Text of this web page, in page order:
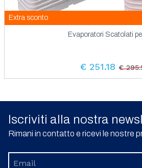
Extra sconto
Evaporatori Scatolati
€ 251.18 €
Iscriviti alla nostra
Rimani in contatto e ricevi le nostre